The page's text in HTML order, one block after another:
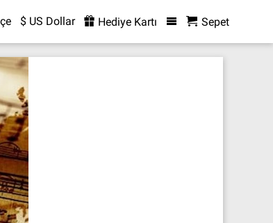
$ US Dollar Hediye Kartı Sepet